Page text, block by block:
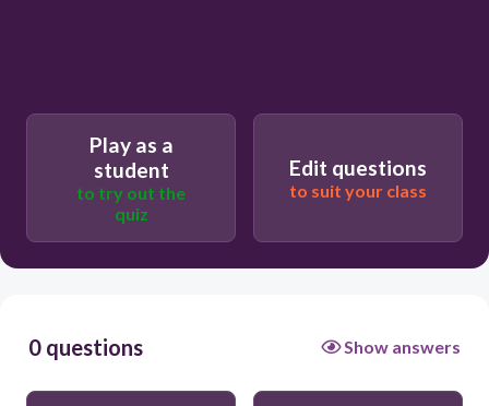
Play as a
student
to try out the
quiz
Edit questions
to suit your class
0 questions Show answers